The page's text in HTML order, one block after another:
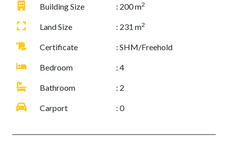
Building Size : 200 m2
Land Size : 231 m2
Certificate : SHM/Freehold
Bedroom : 4
Bathroom : 2
Carport : 0